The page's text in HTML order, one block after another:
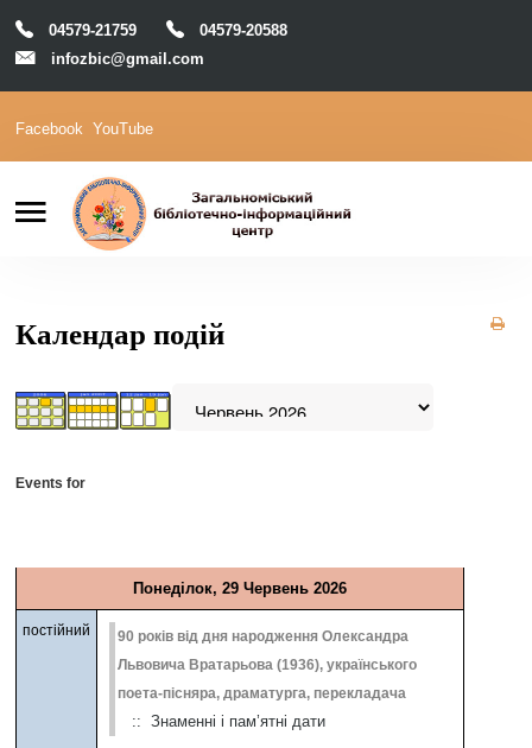
Головна
Відділи
М-Архів
Е-Каталог
04579-21759
04579-20588
infozbic@gmail.com
Пошук
Facebook YouTube
Календар подій
Events for
Понеділок, 29 Червень 2026
постійний
90 років від дня народження Олександра
Львовича Вратарьова (1936), українського
поета-пісняра, драматурга, перекладача
:: Знаменні і пам’ятні дати